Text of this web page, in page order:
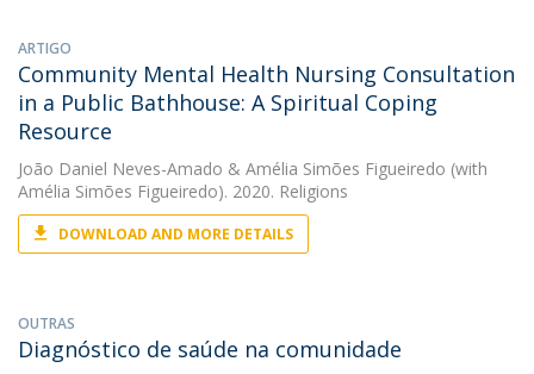
ARTIGO
Community Mental Health Nursing Consultation
in a Public Bathhouse: A Spiritual Coping
Resource
João Daniel Neves-Amado & Amélia Simões Figueiredo (with
Amélia Simões Figueiredo). 2020. Religions
DOWNLOAD AND MORE DETAILS
OUTRAS
Diagnóstico de saúde na comunidade